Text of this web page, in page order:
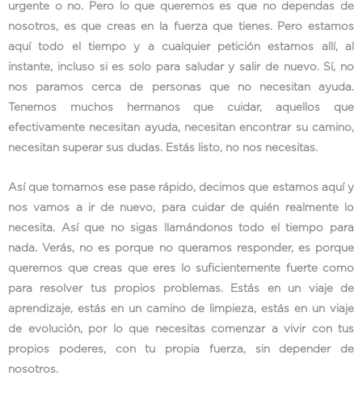
urgente o no. Pero lo que queremos es que no dependas de
nosotros, es que creas en la fuerza que tienes. Pero estamos
aquí todo el tiempo y a cualquier petición estamos allí, al
instante, incluso si es solo para saludar y salir de nuevo. Sí, no
nos paramos cerca de personas que no necesitan ayuda.
Tenemos muchos hermanos que cuidar, aquellos que
efectivamente necesitan ayuda, necesitan encontrar su camino,
necesitan superar sus dudas. Estás listo, no nos necesitas.
Así que tomamos ese pase rápido, decimos que estamos aquí y
nos vamos a ir de nuevo, para cuidar de quién realmente lo
necesita. Así que no sigas llamándonos todo el tiempo para
nada. Verás, no es porque no queramos responder, es porque
queremos que creas que eres lo suficientemente fuerte como
para resolver tus propios problemas. Estás en un viaje de
aprendizaje, estás en un camino de limpieza, estás en un viaje
de evolución, por lo que necesitas comenzar a vivir con tus
propios poderes, con tu propia fuerza, sin depender de
nosotros.